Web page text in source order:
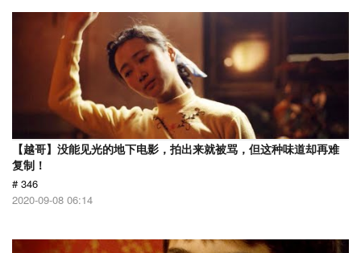
【越哥】没能见光的地下电影，拍出来就被骂，但这种味道却再难
复制！
# 346
2020-09-08 06:14